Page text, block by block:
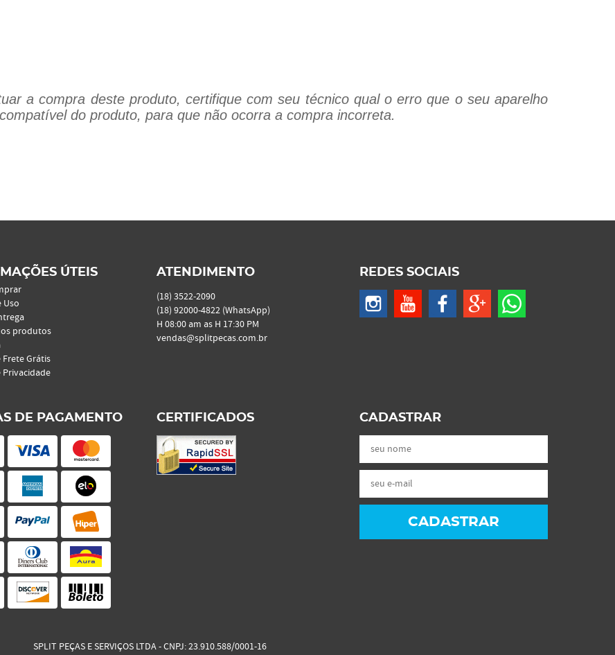
a compra deste produto, certifique com seu técnico qual o erro que o seu aparelho
do produto, para que não ocorra a compra incorreta.
ÚTEIS
Uso
produtos
Grátis
ATENDIMENTO
(18) 3522-2090
(18) 92000-4822 (WhatsApp)
H 08:00 am as H 17:30 PM
vendas@splitpecas.com.br
REDES SOCIAIS
DE PAGAMENTO CERTIFICADOS CADASTRAR
CADASTRAR
SPLIT PEÇAS E SERVIÇOS LTDA CNPJ: 23.910.588/0001-16